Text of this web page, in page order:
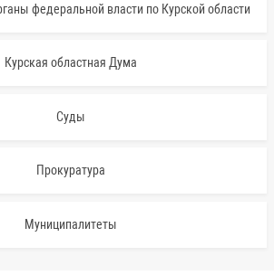
федеральной власти по Курской области
Курская областная Дума
Суды
Прокуратура
Муниципалитеты